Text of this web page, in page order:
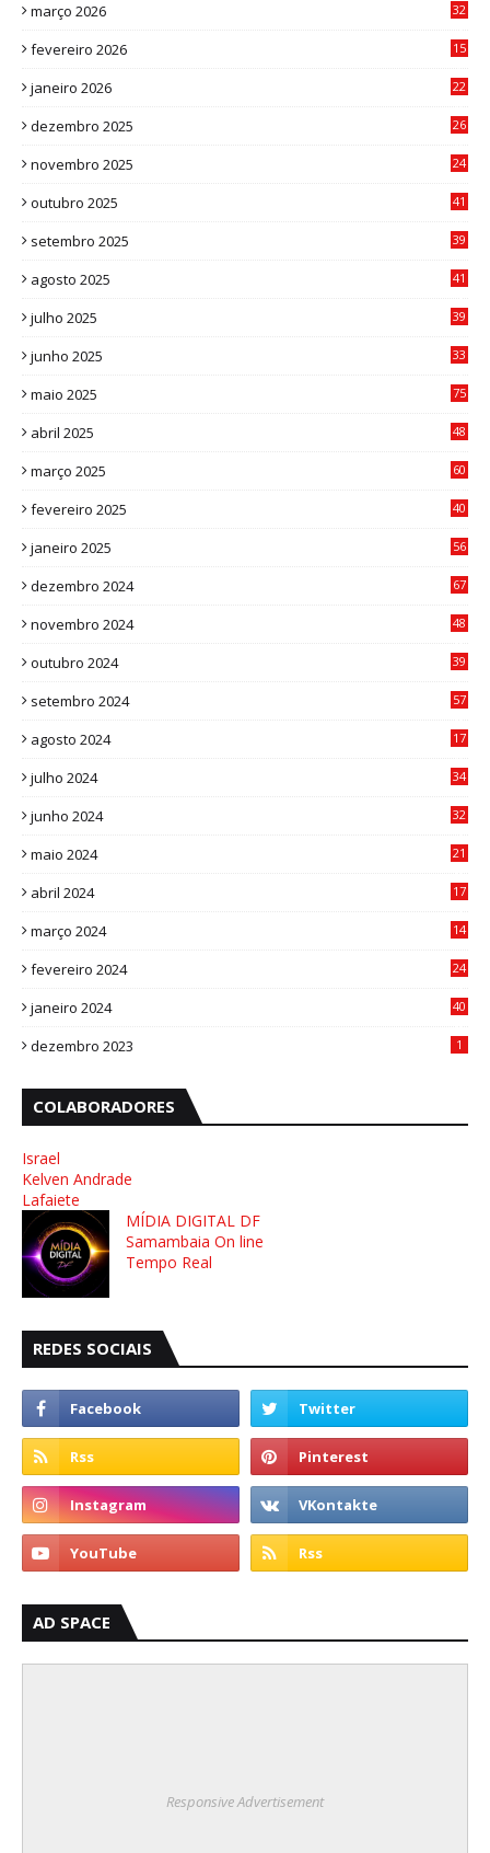
março 2026
32
fevereiro 2026
15
janeiro 2026
22
dezembro 2025
26
novembro 2025
24
outubro 2025
41
setembro 2025
39
agosto 2025
41
julho 2025
39
junho 2025
33
maio 2025 75
abril 2025
48
março 2025
60
fevereiro 2025
40
janeiro 2025
56
dezembro 2024
67
novembro 2024
48
outubro 2024
39
setembro 2024
57
agosto 2024
17
julho 2024
34
junho 2024
32
maio 2024
21
abril 2024
17
março 2024
14
fevereiro 2024
24
janeiro 2024
40
dezembro 2023 1
COLABORADORES
Israel
Kelven Andrade
Lafaiete
MÍDIA DIGITAL DF
Samambaia On line
Tempo Real
REDES SOCIAIS
AD SPACE
Responsive Advertisement